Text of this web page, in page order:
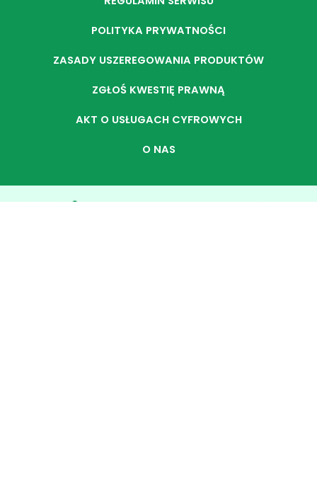
POLITYKA PRYWATNOŚCI
ZASADY USZEREGOWANIA PRODUKTÓW
ZGŁOŚ KWESTIĘ PRAWNĄ
AKT O USŁUGACH CYFROWYCH
O NAS